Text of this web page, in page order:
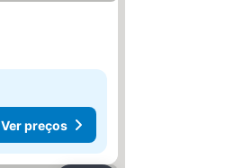
Ver preços